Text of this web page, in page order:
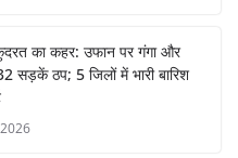
का कहर: उफान पर गंगा और
सड़कें ठप; 5 जिलों में भारी बारिश